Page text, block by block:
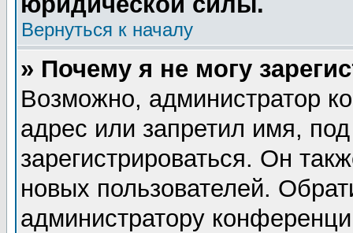
Вернуться к началу
» Почему я не могу
Возможно, администратор
адрес или запретил имя,
зарегистрироваться. Он
новых пользователей.
администратору